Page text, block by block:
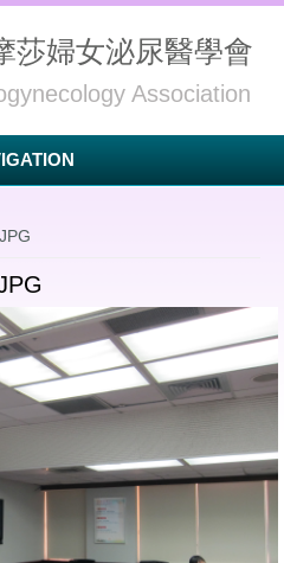
莎婦女泌尿醫學會
Association